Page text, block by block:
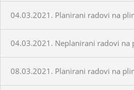
04.03.2021. Planirani radovi na
04.03.2021. Neplanirani radovi na
08.03.2021. Planirani radovi na